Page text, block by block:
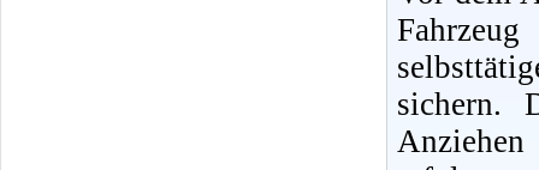
sichern.
Anziehen